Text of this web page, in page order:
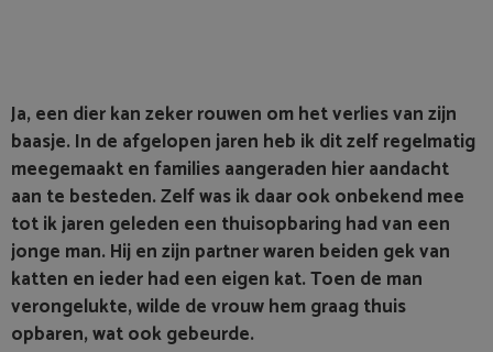
Ja, een dier kan zeker rouwen om het verlies van zijn
baasje. In de afgelopen jaren heb ik dit zelf regelmatig
meegemaakt en families aangeraden hier aandacht
aan te besteden. Zelf was ik daar ook onbekend mee
tot ik jaren geleden een thuisopbaring had van een
jonge man. Hij en zijn partner waren beiden gek van
katten en ieder had een eigen kat. Toen de man
verongelukte, wilde de vrouw hem graag thuis
opbaren, wat ook gebeurde.